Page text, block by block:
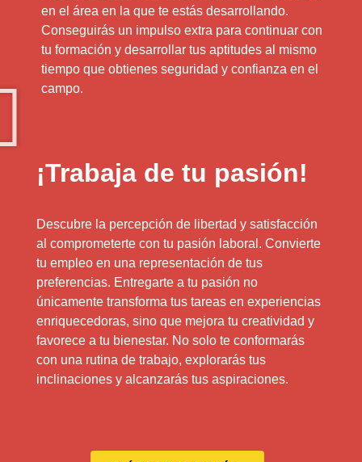
en el área en la que te estás desarrollando.
Conseguirás un impulso extra para continuar con
tu formación y desarrollar tus aptitudes al mismo
tiempo que obtienes seguridad y confianza en el
campo.
¡Trabaja de tu pasión!
Descubre la percepción de libertad y satisfacción
al comprometerte con tu pasión laboral. Convierte
tu empleo en una representación de tus
preferencias. Entregarte a tu pasión no
únicamente transforma tus tareas en experiencias
enriquecedoras, sino que mejora tu creatividad y
favorece a tu bienestar. No solo te conformarás
con una rutina de trabajo, explorarás tus
inclinaciones y alcanzarás tus aspiraciones.